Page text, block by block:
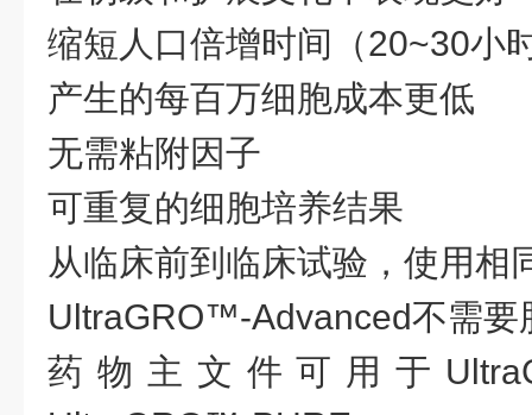
缩短人口倍增时间（20~30小
产生的每百万细胞成本更低
无需粘附因子
可重复的细胞培养结果
从临床前到临床试验，使用相
UltraGRO™-Advanced不需要
药物主文件可用于